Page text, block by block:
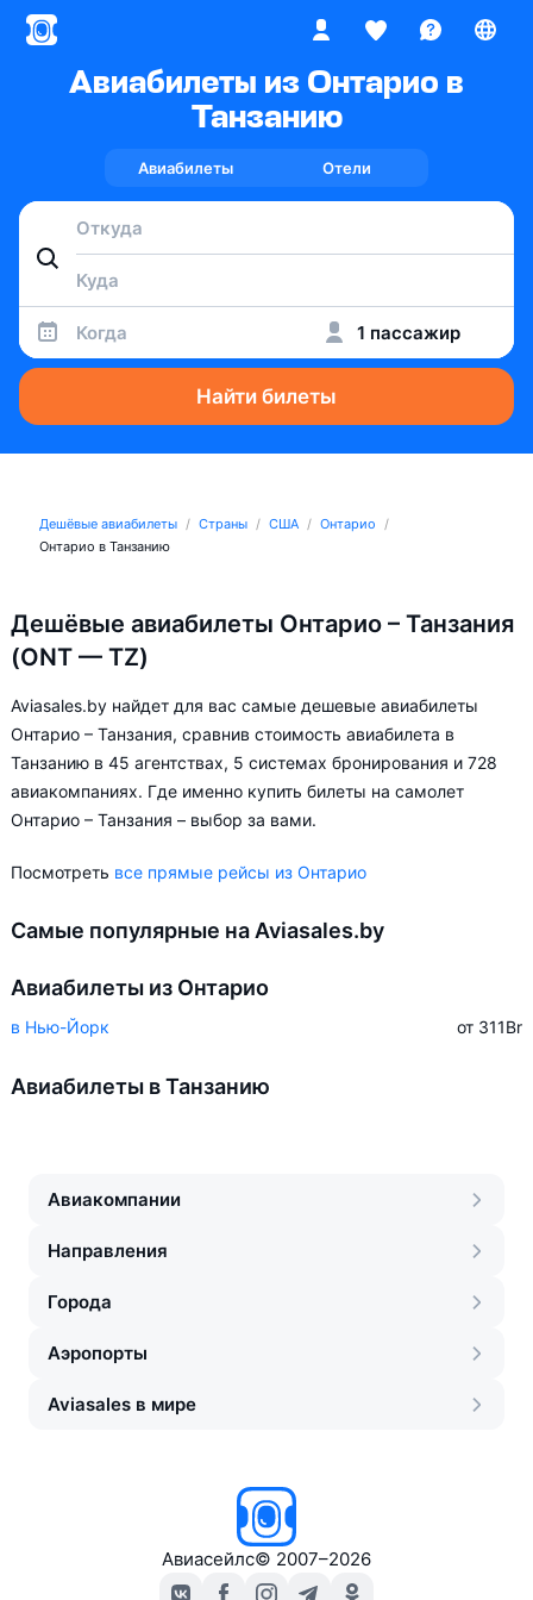
Авиабилеты из Онтарио в
Танзанию
Авиабилеты Отели
Когда 1 пассажир
Найти билеты
Дешёвые авиабилеты Страны США
Онтарио
Онтарио в Танзанию
Дешёвые авиабилеты Онтарио – Танзания
(ONT — TZ)
Aviasales.by найдет для вас самые дешевые авиабилеты
Онтарио – Танзания, сравнив стоимость авиабилета в
Танзанию в 45 агентствах, 5 системах бронирования и 728
авиакомпаниях. Где именно купить билеты на самолет
Онтарио – Танзания – выбор за вами.
Посмотреть все прямые рейсы из Онтарио
Самые популярные на Aviasales.by
Авиабилеты из Онтарио
в Нью-Йорк от 311Br
Авиабилеты в Танзанию
Авиакомпании
Направления
Города
Аэропорты
Aviasales в мире
Авиасейлс© 2007–2026